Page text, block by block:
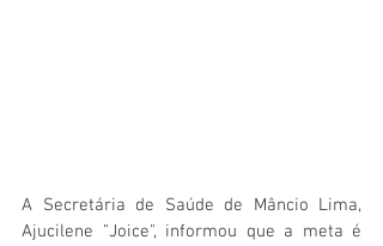
A Secretária de Saúde de Mâncio Lima,
Ajucilene "Joice", informou que a meta é